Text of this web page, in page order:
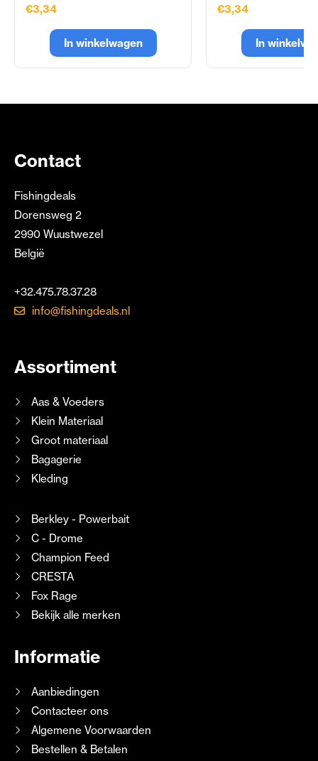
€3,34
In winkelwagen
€3,34
In
Contact
Fishingdeals
Dorensweg 2
2990 Wuustwezel
België
+32.475.78.37.28
info@fishingdeals.nl
Assortiment
Aas & Voeders
Klein Materiaal
Groot materiaal
Bagagerie
Kleding
Berkley - Powerbait
C - Drome
Champion Feed
CRESTA
Fox Rage
Bekijk alle merken
Informatie
Aanbiedingen
Contacteer ons
Algemene Voorwaarden
Bestellen & Betalen